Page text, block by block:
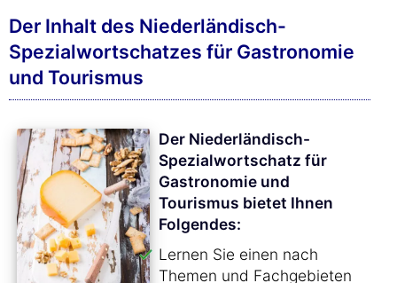
Der Inhalt des Niederländisch-
Spezialwortschatzes für Gastronomie
und Tourismus
Der Niederländisch-
Spezialwortschatz für
Gastronomie und
Tourismus bietet Ihnen
Folgendes:
Lernen Sie einen nach
Themen und Fachgebieten